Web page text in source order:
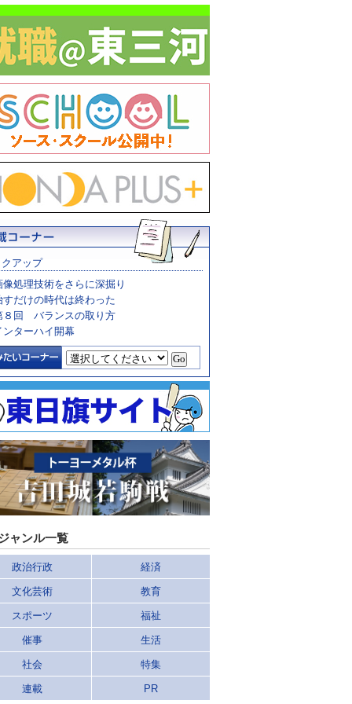
アップ
像処理技術をさらに深掘り
すだけの時代は終わった
８回 バランスの取り方
ンターハイ開幕
ャンル一覧
政治行政 経済
文化芸術 教育
スポーツ 福祉
催事 生活
社会 特集
連載 PR